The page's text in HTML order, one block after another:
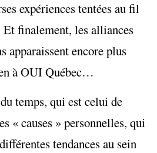
expériences tentées au fil
Et finalement, les alliances
apparaissent encore plus
à OUI Québec…
temps, qui est celui de
« causes » personnelles, qui
tendances au sein